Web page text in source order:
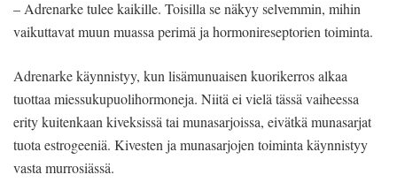
– Adrenarke tulee kaikille. Toisilla se näkyy selvemmin, mihin
vaikuttavat muun muassa perimä ja hormonireseptorien toiminta.
Adrenarke käynnistyy, kun lisämunuaisen kuorikerros alkaa
tuottaa miessukupuolihormoneja. Niitä ei vielä tässä vaiheessa
erity kuitenkaan kiveksissä tai munasarjoissa, eivätkä munasarjat
tuota estrogeeniä. Kivesten ja munasarjojen toiminta käynnistyy
vasta murrosiässä.